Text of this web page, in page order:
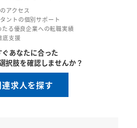
アクセス
ントの個別サポート
る優良企業への転職実績
底支援
ぐあなたに合った
択肢を確認しませんか？
連求人を探す